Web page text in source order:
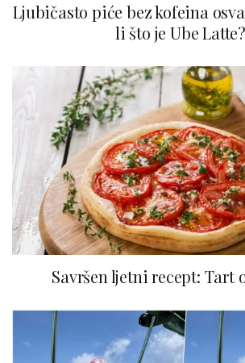
Ljubičasto piće bez kofeina
li što je Ube Latte?
Savršen ljetni recept: Tart